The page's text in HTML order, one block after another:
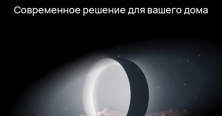
Современное решение для вашего дома